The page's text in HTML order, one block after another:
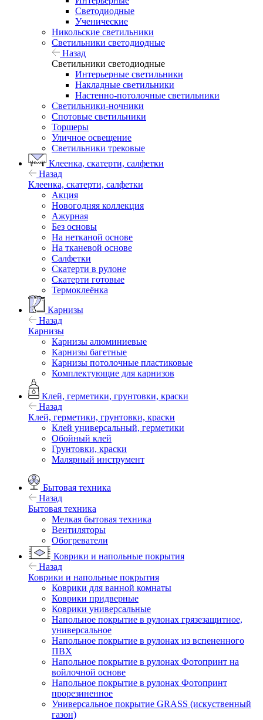
Светодиодные
Ученические
Никольские светильники
Светильники светодиодные
Назад
Светильники светодиодные
Интерьерные светильники
Накладные светильники
Настенно-потолочные светильники
Светильники-ночники
Спотовые светильники
Торшеры
Уличное освещение
Светильники трековые
Клеенка, скатерти, салфетки
Назад
Клеенка, скатерти, салфетки
Акция
Новогодняя коллекция
Ажурная
Без основы
На нетканой основе
На тканевой основе
Салфетки
Скатерти в рулоне
Скатерти готовые
Термоклеёнка
Карнизы
Назад
Карнизы
Карнизы алюминиевые
Карнизы багетные
Карнизы потолочные пластиковые
Комплектующие для карнизов
Клей, герметики, грунтовки, краски
Назад
Клей, герметики, грунтовки, краски
Клей универсальный, герметики
Обойный клей
Грунтовки, краски
Малярный инструмент
Бытовая техника
Назад
Бытовая техника
Мелкая бытовая техника
Вентиляторы
Обогреватели
Коврики и напольные покрытия
Назад
Коврики и напольные покрытия
Коврики для ванной комнаты
Коврики придверные
Коврики универсальные
Напольное покрытие в рулонах грязезащитное,
универсальное
Напольное покрытие в рулонах из вспененного
ПВХ
Напольное покрытие в рулонах Фотопринт на
войлочной основе
Напольное покрытие в рулонах Фотопринт
прорезиненное
Универсальное покрытие GRASS (искуственный
газон)